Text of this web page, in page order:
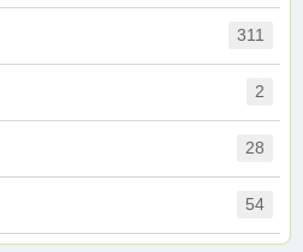
54
311
2
28